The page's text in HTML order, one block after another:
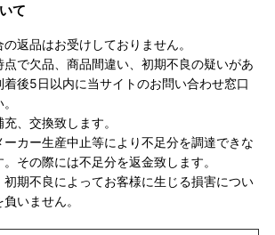
て
返品はお受けしておりません。
で欠品、商品間違い、初期不良の疑いがあ
後5日以内に当サイトのお問い合わせ窓口
、交換致します。
カー生産中止等により不足分を調達できな
その際には不足分を返金致します。
初期不良によってお客様に生じる損害につい
いません。